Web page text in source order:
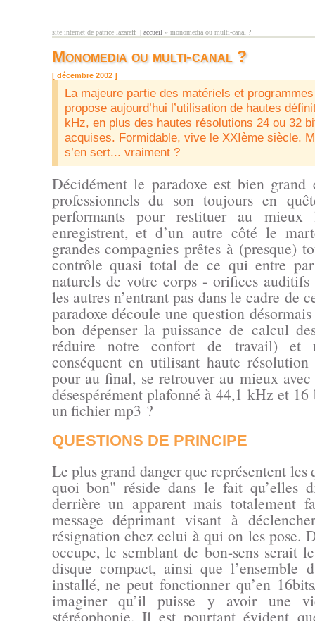
site internet de patrice lazareff |
vous êtes ici
accueil » monomedia ou multi-canal ?
Monomedia ou multi-canal ?
[ décembre 2002 ]
La majeure partie des matériels et
propose aujourd’hui l’utilisation de hautes
kHz, en plus des hautes résolutions 24 ou 32
acquises. Formidable, vive le XXIème siècle.
s’en sert... vraiment ?
Décidément le paradoxe est bien grand
professionnels du son toujours en
performants pour restituer au mieux
enregistrent, et d’un autre côté le
grandes compagnies prêtes à (presque)
contrôle quasi total de ce qui entre
naturels de votre corps - orifices auditifs
les autres n’entrant pas dans le cadre de
paradoxe découle une question
bon dépenser la puissance de calcul
réduire notre confort de travail) et
conséquent en utilisant haute
pour au final, se retrouver au mieux
désespérément plafonné à 44,1 kHz et
un fichier mp3 ?
QUESTIONS DE PRINCIPE
Le plus grand danger que représentent les
quoi bon" réside dans le fait qu’elles
derrière un apparent mais totalement
message déprimant visant à
résignation chez celui à qui on les pose.
occupe, le semblant de bon-sens serait
disque compact, ainsi que l’ensemble
installé, ne peut fonctionner qu’en
imaginer qu’il puisse y avoir une
stéréophonie. Il est pourtant évident